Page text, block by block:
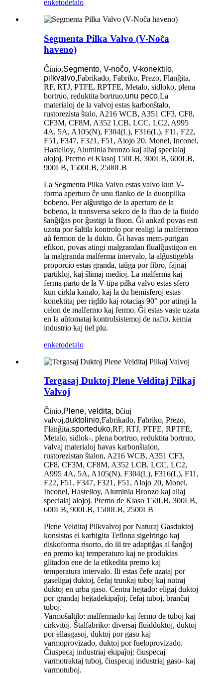
enketodetalo
Segmenta Pilka Valvo (V-Noĉa
haveno)
Ĉinio,Segmento, V-noĉo, V-konektilo,
pilkvalvo,Fabrikado, Fabriko, Prezo, Flanĝita,
RF, RTJ, PTFE, RPTFE, Metalo, sidloko, plena
bortruo, reduktita bortruo,unu peco,La
materialoj de la valvoj estas karbonŝtalo,
rustorezista ŝtalo, A216 WCB, A351 CF3, CF8,
CF3M, CF8M, A352 LCB, LCC, LC2, A995
4A, 5A, A105(N), F304(L), F316(L), F11, F22,
F51, F347, F321, F51, Alojo 20, Monel, Inconel,
Hastelloy, Aluminia bronzo kaj aliaj specialaj
alojoj. Premo el Klasoj 150LB, 300LB, 600LB,
900LB, 1500LB, 2500LB
La Segmenta Pilka Valvo estas valvo kun V-
forma aperturo ĉe unu flanko de la duonpilka
bobeno. Per alĝustigo de la aperturo de la
bobeno, la transversa sekco de la fluo de la fluido
ŝanĝiĝas por ĝustigi la fluon. Ĝi ankaŭ povas esti
uzata por ŝaltila kontrolo por realigi la malfermon
aŭ fermon de la dukto. Ĝi havas mem-purigan
efikon, povas atingi malgrandan flualĝustigon en
la malgranda malferma intervalo, la alĝustigebla
proporcio estas granda, taŭga por fibro, fajnaj
partikloj, kaj ŝlimaj medioj. La malferma kaj
ferma parto de la V-tipa pilka valvo estas sfero
kun cirkla kanalo, kaj la du hemisferoj estas
konektitaj per riglilo kaj rotacias 90° por atingi la
celon de malfermo kaj fermo. Ĝi estas vaste uzata
en la aŭtomataj kontrolsistemoj de nafto, kemia
industrio kaj tiel plu.
enketodetalo
Tergasaj Duktoj Plene Velditaj Pilkaj
Valvoj
Ĉinio,Plene, veldita, bĉiuj
valvoj,duktolinio,Fabrikado, Fabriko, Prezo,
Flanĝita,sporteduko,RF, RTJ, PTFE, RPTFE,
Metalo, sidlok-, plena bortruo, reduktita bortruo,
valvaj materialoj havas karbonŝtalon,
rustorezistan ŝtalon, A216 WCB, A351 CF3,
CF8, CF3M, CF8M, A352 LCB, LCC, LC2,
A995 4A, 5A, A105(N), F304(L), F316(L), F11,
F22, F51, F347, F321, F51, Alojo 20, Monel,
Inconel, Hastelloy, Aluminia Bronzo kaj aliaj
specialaj alojoj. Premo de Klaso 150LB, 300LB,
600LB, 900LB, 1500LB, 2500LB
Plene Velditaj Pilkvalvoj por Naturaj Gasduktoj
konsistas el karbigita Teflona sigelringo kaj
diskoforma risorto, do ili tre adaptiĝas al ŝanĝoj
en premo kaj temperaturo kaj ne produktas
glitadon ene de la etikedita premo kaj
temperatura intervalo. Ili estas ĉefe uzataj por
gaseligaj duktoj, ĉefaj trunkaj tuboj kaj nutraj
duktoj en urba gaso. Centra hejtado: eligaj duktoj
por grandaj hejtadekipaĵoj, ĉefaj tuboj, branĉaj
tuboj.
Varmoŝaltilo: malfermado kaj fermo de tuboj kaj
cirkvitoj. Ŝtalfabriko: diversaj fluidduktoj, duktoj
por ellasgasoj, duktoj por gaso kaj
varmoprovizado, duktoj por fueloprovizado.
Ĉiuspecaj industriaj ekipaĵoj: ĉiuspecaj
varmotraktaj tuboj, ĉiuspecaj industriaj gaso- kaj
varmotuboj.